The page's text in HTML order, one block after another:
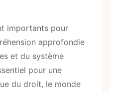
importants pour
approfondie
et du système
pour une
du droit, le monde